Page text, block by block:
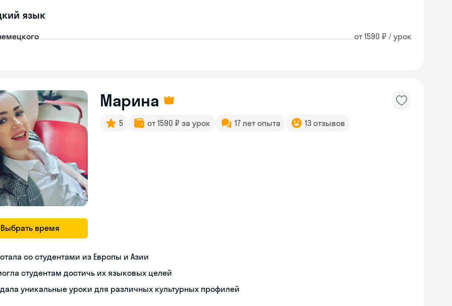
язык
от 1590 ₽ / урок
Выбрать время
Марина
5 от 1590 ₽ за урок 17 лет опыта 13 отзывов
со студентами из Европы и Азии
студентам достичь их языковых целей
уникальные уроки для различных культурных профилей